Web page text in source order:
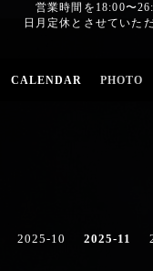
営業時間を18:00〜
日月定休とさせていた
CALENDAR PHOTO
2025-10 2025-11